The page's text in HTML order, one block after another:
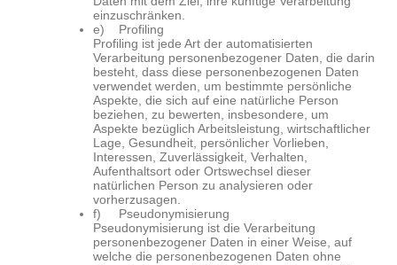
einzuschränken.
e) Profiling
Profiling ist jede Art der automatisierten
Verarbeitung personenbezogener Daten, die darin
besteht, dass diese personenbezogenen Daten
verwendet werden, um bestimmte persönliche
Aspekte, die sich auf eine natürliche Person
beziehen, zu bewerten, insbesondere, um
Aspekte bezüglich Arbeitsleistung, wirtschaftlicher
Lage, Gesundheit, persönlicher Vorlieben,
Interessen, Zuverlässigkeit, Verhalten,
Aufenthaltsort oder Ortswechsel dieser
natürlichen Person zu analysieren oder
vorherzusagen.
f) Pseudonymisierung
Pseudonymisierung ist die Verarbeitung
personenbezogener Daten in einer Weise, auf
welche die personenbezogenen Daten ohne